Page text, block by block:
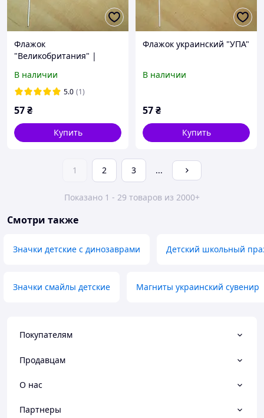
Флажок
"Великобритания" |
В наличии
5.0 (1)
57₴
Купить
Флажок украинский "УПА"
В наличии
57₴
Купить
1 2 3 ...
Показано 1 - 29 товаров из 2000+
Смотри также
Значки детские с динозаврами Детский школьный
Значки смайлы детские Магниты украинский сувенир
Покупателям
Продавцам
О нас
Партнеры